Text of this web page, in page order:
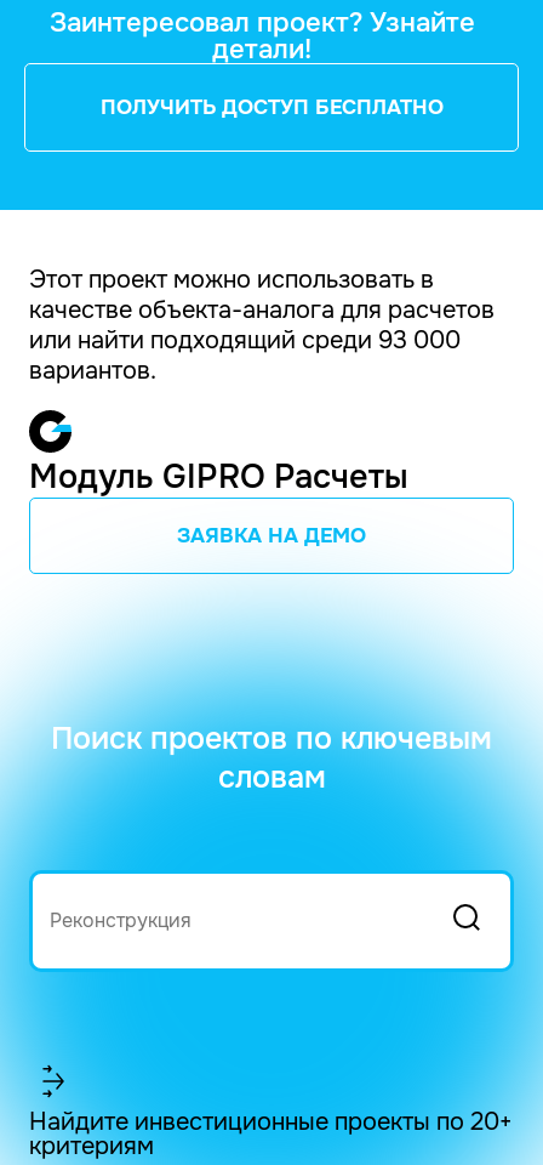
Заинтересовал проект? Узнайте
детали!
ПОЛУЧИТЬ ДОСТУП БЕСПЛАТНО
Этот проект можно использовать в
качестве объекта-аналога для расчетов
или найти подходящий среди 93 000
вариантов.
Модуль GIPRO Расчеты
ЗАЯВКА НА ДЕМО
Поиск проектов по ключевым
словам
Найдите инвестиционные проекты по 20+
критериям